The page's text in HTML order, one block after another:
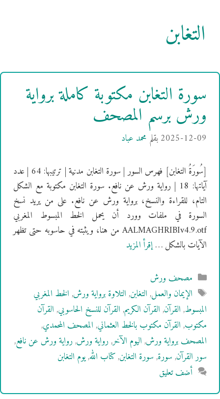
التغابن
سورة التغابن مكتوبة كاملة برواية
ورش برسم المصحف
2025-12-09بقلم محمد عباد
[سُورَةُ التغابن] فهرس السور | سورة التغابن مدنية | ترتيبها: 64 | عدد
آياتها: 18 | رواية ورش عن نافع. سورة التغابن مكتوبة مع الشكل
التام، للقراءة والنسخ، برواية ورش عن نافع. على من يريد نسخ
السورة في ملفات وورد أن يحمل الخط المبسوط المغربي
AALMAGHRIBIv4.9.otf من هنا، ويثبته في حاسوبه حتى تظهر
الآيات بالشكل …إقرأ المزيد
التصنيفات
مصحف ورش
الوسوم
الإيمان والعمل,التغابن,التلاوة برواية ورش,الخط المغربي
المبسوط,القرآن,القرآن الكريم,القرآن للنسخ الحاسوبي,القرآن
مكتوب,القرآن مكتوب بالخط العثماني,المصحف المحمدي,
المصحف برواية ورش,اليوم الآخر,رواية ورش,رواية ورش عن نافع,
سور القرآن,سورة,سورة التغابن,كتاب الله,يوم التغابن
أضف تعليق